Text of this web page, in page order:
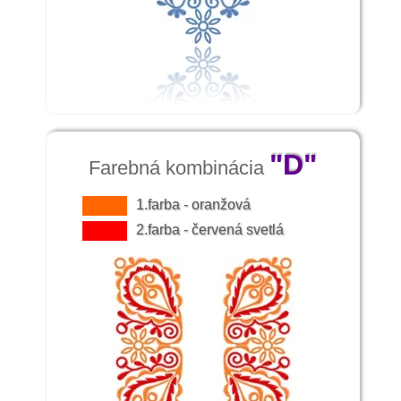
farbou. V novších nájdeme sýtu červenú aj
modrú farbu. Muži i ženy nosili do práce
kožené pantofle bez päty, niekedy aj
dreváky. Vo sviatok nosievali čižmy.
Farebná kombinácia "D"
1.farba - oranžová
2.farba - červená svetlá